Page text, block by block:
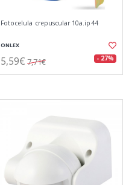
Fotocelula crepuscular 10a.ip44
ONLEX
5,59€ 7,71€ - 27%